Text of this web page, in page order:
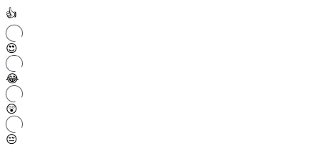
👍
😍
😂
😲
😔